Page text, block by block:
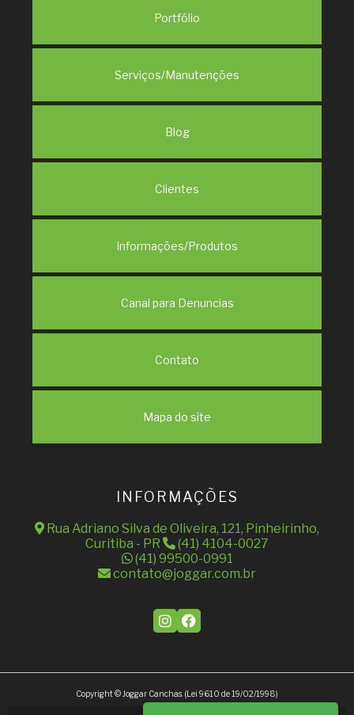
Portfólio
Serviços/Manutenções
Blog
Clientes
Informações/Produtos
Canal para Denuncias
Contato
Mapa do site
INFORMAÇÕES
Rua Adriano Silva de Oliveira, 121, Pinheirinho,
Curitiba - PR
(41) 4104-0027
(41) 99500-0991
contato@joggar.com.br
Copyright © Joggar Canchas. (Lei 9610 de 19/02/1998)